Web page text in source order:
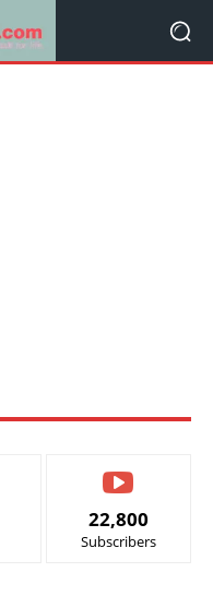
22,800
Subscribers